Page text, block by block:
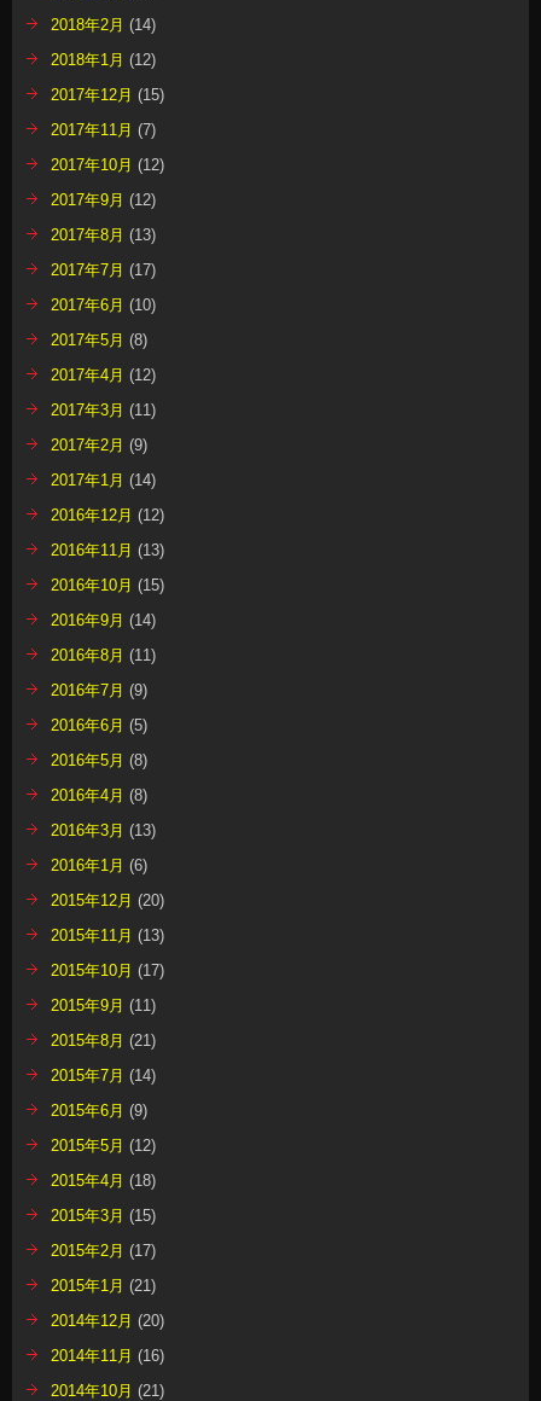
2018年2月 (14)
2018年1月 (12)
2017年12月 (15)
2017年11月 (7)
2017年10月 (12)
2017年9月 (12)
2017年8月 (13)
2017年7月 (17)
2017年6月 (10)
2017年5月 (8)
2017年4月 (12)
2017年3月 (11)
2017年2月 (9)
2017年1月 (14)
2016年12月 (12)
2016年11月 (13)
2016年10月 (15)
2016年9月 (14)
2016年8月 (11)
2016年7月 (9)
2016年6月 (5)
2016年5月 (8)
2016年4月 (8)
2016年3月 (13)
2016年1月 (6)
2015年12月 (20)
2015年11月 (13)
2015年10月 (17)
2015年9月 (11)
2015年8月 (21)
2015年7月 (14)
2015年6月 (9)
2015年5月 (12)
2015年4月 (18)
2015年3月 (15)
2015年2月 (17)
2015年1月 (21)
2014年12月 (20)
2014年11月 (16)
2014年10月 (21)